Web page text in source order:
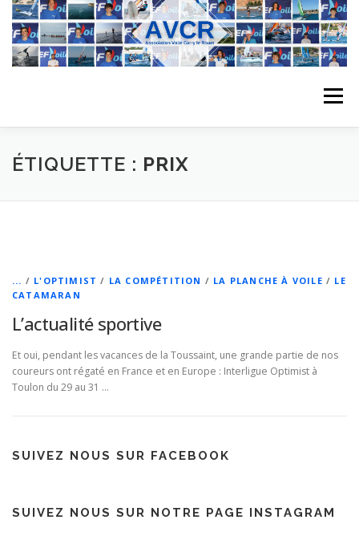
Aller
contenu
Menu
ACCUEIL L’ASSOCIATION
REGATES ALBUMS PHOTO
PLANNING DES COURS
ÉTIQUETTE : PRIX
... / L'OPTIMIST / LA COMPÉTITION / LA PLANCHE À VOILE / LE
CATAMARAN
L’actualité sportive
Et oui, pendant les vacances de la Toussaint, une grande partie de nos
coureurs ont régaté en France et en Europe : Interligue Optimist à
Toulon du 29 au 31 …
SUIVEZ NOUS SUR FACEBOOK
SUIVEZ NOUS SUR NOTRE PAGE INSTAGRAM